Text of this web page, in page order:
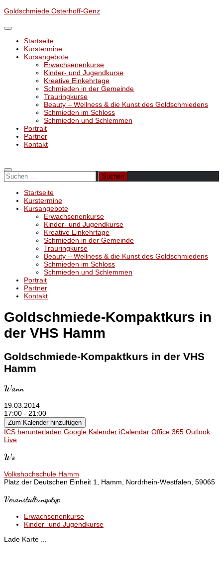
Unter
Inhalt
Goldschmiede Osterhoff-Genz
Startseite
Kurstermine
Kursangebote
Erwachsenenkurse
Kinder- und Jugendkurse
Kreative Einkehrtage
Schmieden in der Gemeinde
Trauringkurse
Beauty – Wellness & die Kunst des Goldschmiedens
Schmieden im Schloss
Schmieden und Schlemmen
Portrait
Partner
Kontakt
Suchen
nach:
Startseite
Kurstermine
Kursangebote
Erwachsenenkurse
Kinder- und Jugendkurse
Kreative Einkehrtage
Schmieden in der Gemeinde
Trauringkurse
Beauty – Wellness & die Kunst des Goldschmiedens
Schmieden im Schloss
Schmieden und Schlemmen
Portrait
Partner
Kontakt
Goldschmiede-Kompaktkurs in
der VHS Hamm
Goldschmiede-Kompaktkurs in der VHS
Hamm
Wann
19.03.2014
17:00 - 21:00
Zum Kalender hinzufügen
ICS herunterladen Google Kalender iCalendar Office 365 Outlook
Live
Wo
Volkshochschule Hamm
Platz der Deutschen Einheit 1, Hamm, Nordrhein-Westfalen, 59065
Veranstaltungstyp
Erwachsenenkurse
Kinder- und Jugendkurse
Lade Karte ...